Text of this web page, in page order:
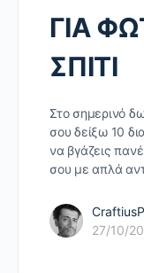
ΓΙΑ
ΣΠΙΤΙ
Στο σημερινό
σου δείξω 10
να βγάζεις
σου με απλά
27/10/